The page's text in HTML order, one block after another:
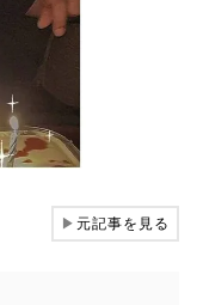
▶元記事を見る